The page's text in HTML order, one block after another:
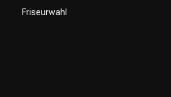
Friseurwahl